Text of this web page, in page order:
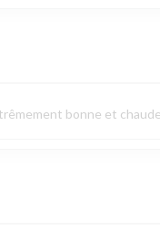
bonne et